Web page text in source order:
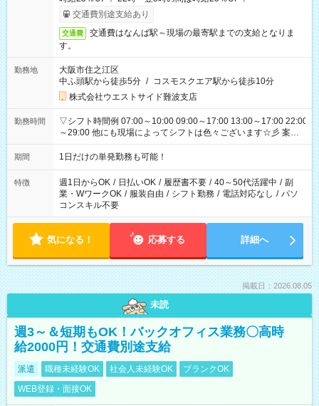
交通費別途支給あり
交通費
交通費はなんば駅～現場の最寄駅までの支給となりま
す。
勤務地
大阪市住之江区
中ふ頭駅から徒歩5分 / コスモスクエア駅から徒歩10分
株式会社ウエストサイド難波支店
勤務時間
▽シフト時間例 07:00～10:00 09:00～17:00 13:00～17:00 22:00
～29:00 他にも現場によってシフトは色々ございます☆彡 案件
次第では午前中で終わるお仕事も...！
期間 1日だけの単発勤務も可能！
特徴 週1日からOK / 日払いOK / 履歴書不要 / 40～50代活躍中 / 副
業・WワークOK / 服装自由 / シフト勤務 / 電話対応なし / パソ
コンスキル不要
気になる！ 応募する 詳細へ
掲載日：2026.08.05
未読
週3～＆短期もOK！バックオフィス業務〇高時
給2000円！交通費別途支給
派遣 職種未経験OK 社会人未経験OK
ブランクOK
WEB登録・面接OK